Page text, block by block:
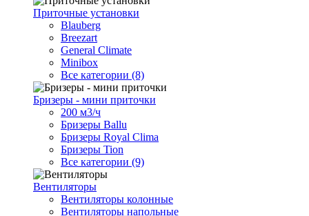
Приточные установки
Blauberg
Breezart
General Climate
Minibox
Все категории (8)
Бризеры - мини приточки
200 м3/ч
Бризеры Ballu
Бризеры Royal Clima
Бризеры Tion
Все категории (9)
Вентиляторы
Вентиляторы колонные
Вентиляторы напольные